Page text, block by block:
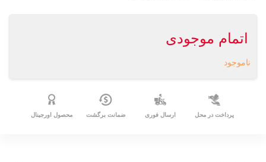
اتمام موجودی
ناموجود
پرداخت در محل ارسال فوری ضمانت برگشت محصول اورجینال